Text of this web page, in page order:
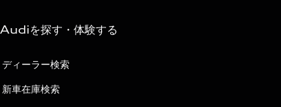
Audiを探す・体験する
ディーラー検索
新車在庫検索